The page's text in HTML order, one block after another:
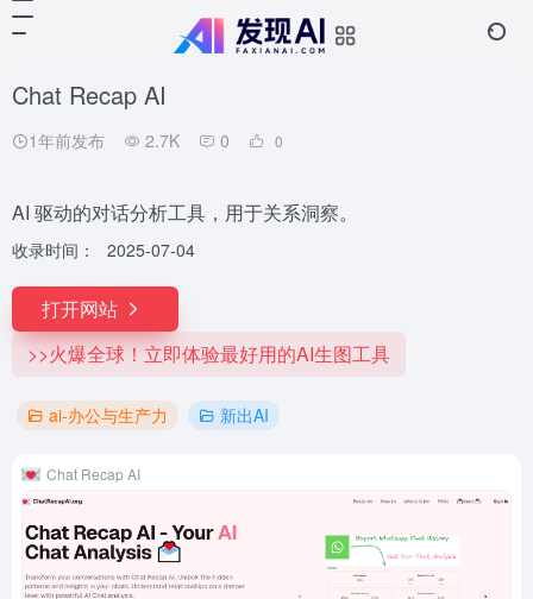
Chat Recap AI
1年前发布 2.7K 0 0
AI 驱动的对话分析工具，用于关系洞察。
收录时间： 2025-07-04
打开网站
>>火爆全球！立即体验最好用的AI生图工具
ai-办公与生产力 新出AI
Chat Recap AI